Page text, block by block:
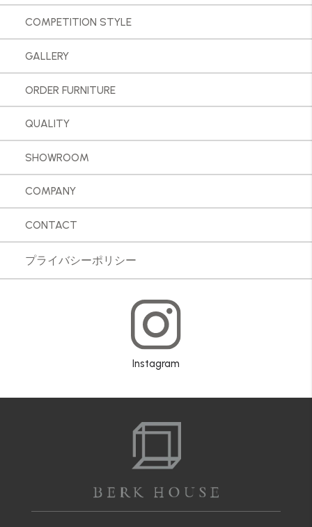
COMPETITION STYLE
GALLERY
ORDER FURNITURE
QUALITY
SHOWROOM
COMPANY
CONTACT
プライバシーポリシー
Instagram